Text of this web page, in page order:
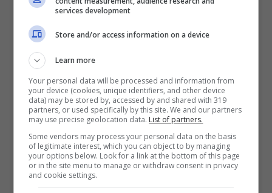
sottoporsi a un’operazione e a un ciclo di
riabilitazione lontano dal campo.
Attualmente ai box, con rientro previsto a
febbraio. E ora, le insistenti voci di
mercato.
Abraham torna in
Inghilterra
services development
Store and/or access information on a device
Learn more
Your personal data will be processed and information from
your device (cookies, unique identifiers, and other device
data) may be stored by, accessed by and shared with 319
partners, or used specifically by this site. We and our partners
may use precise geolocation data. List of partners.
Some vendors may process your personal data on the basis
of legitimate interest, which you can object to by managing
your options below. Look for a link at the bottom of this page
or in the site menu to manage or withdraw consent in privacy
and cookie settings.